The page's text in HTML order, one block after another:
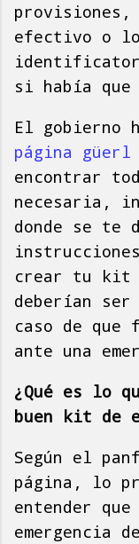
efectivo o
si había que
El gobierno
página güerl
encontrar
necesaria,
donde se te
crear tu kit
deberían
caso de que
ante una
¿Qué es lo
buen kit de
Según el
página, lo
entender
emergencia